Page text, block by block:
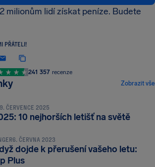
milionům lidí získat peníze. Budete
PŘÁTELI!
241 357 recenze
Zobrazit vše
9. ČERVENCE 2025
10 nejhorších letišť na světě
6. ČERVNA 2023
dojde k přerušení vašeho letu:
Plus